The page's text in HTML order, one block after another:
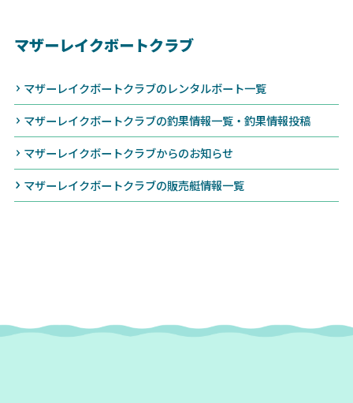
マザーレイクボートクラブ
マザーレイクボートクラブのレンタルボート一覧
マザーレイクボートクラブの釣果情報一覧・釣果情報投稿
マザーレイクボートクラブからのお知らせ
マザーレイクボートクラブの販売艇情報一覧